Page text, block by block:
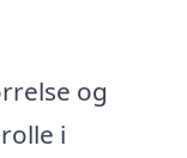
og
i